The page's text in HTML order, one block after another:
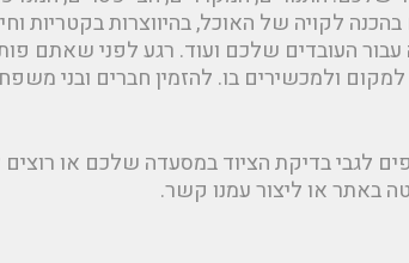
לקויה של האוכל, בהיווצרות בקטריות
עבור העובדים שלכם ועוד. רגע לפני שאתם
ולמכשירים בו. להזמין חברים ובני
לגבי בדיקת הציוד במסעדה שלכם או
באתר או ליצור עמנו קשר.